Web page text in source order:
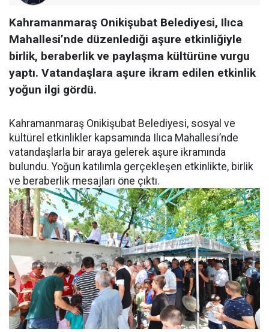
Kahramanmaraş Onikişubat Belediyesi, Ilıca
Mahallesi’nde düzenlediği aşure etkinliğiyle
birlik, beraberlik ve paylaşma kültürüne vurgu
yaptı. Vatandaşlara aşure ikram edilen etkinlik
yoğun ilgi gördü.
Kahramanmaraş Onikişubat Belediyesi, sosyal ve
kültürel etkinlikler kapsamında Ilıca Mahallesi’nde
vatandaşlarla bir araya gelerek aşure ikramında
bulundu. Yoğun katılımla gerçekleşen etkinlikte, birlik
ve beraberlik mesajları öne çıktı.